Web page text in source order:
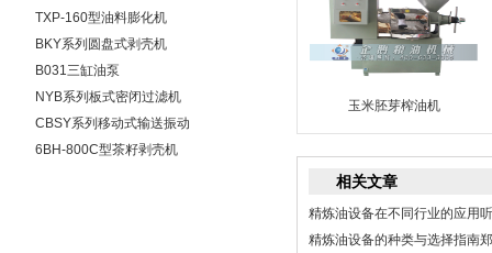
TXP-160型油料膨化机
BKY系列圆盘式剥壳机
B031三缸油泵
NYB系列板式密闭过滤机
CBSY系列移动式输送振动
清理筛6BH-800C型茶籽剥壳机
玉米胚芽榨油机
相关文章
精炼油设备在不同行业的应用
精炼油设备的种类与选择指南